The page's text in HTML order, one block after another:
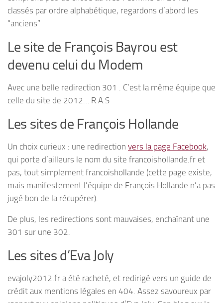
classés par ordre alphabétique, regardons d’abord les
“anciens”
Le site de François Bayrou est
devenu celui du Modem
Avec une belle redirection 301 . C’est la même équipe que
celle du site de 2012… R.A.S
Les sites de François Hollande
Un choix curieux : une redirection vers la page Facebook,
qui porte d’ailleurs le nom du site francoishollande.fr et
pas, tout simplement francoishollande (cette page existe,
mais manifestement l’équipe de François Hollande n’a pas
jugé bon de la récupérer).
De plus, les redirections sont mauvaises, enchaînant une
301 sur une 302.
Les sites d’Eva Joly
evajoly2012.fr a été racheté, et redirigé vers un guide de
crédit aux mentions légales en 404. Assez savoureux par